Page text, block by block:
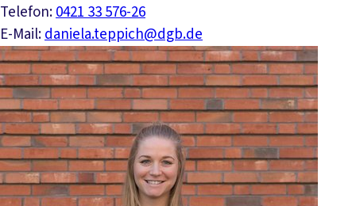
Telefon:0421 33 576-26
E-Mail:daniela.teppich@dgb.de